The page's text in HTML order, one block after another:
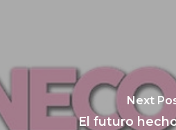
Next
El futuro